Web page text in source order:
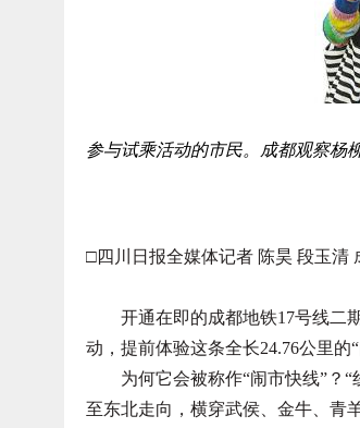
参与试乘活动的市民。成都观察杨
□四川日报全媒体记者 陈昊 段玉清
开通在即的成都地铁17号线二期
动，提前体验这条全长24.76公里的
为何它会被称作“闹市快线”？“
至东北走向，横穿武侯、金牛、青